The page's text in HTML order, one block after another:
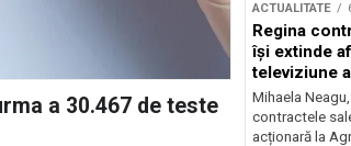
a 30.467 de teste
ACTUALITATE
Regina
își extinde
televiziune
Mihaela
contractele
acționară la